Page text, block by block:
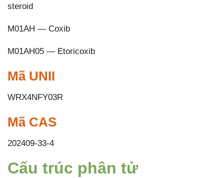
steroid
M01AH — Coxib
M01AH05 — Etoricoxib
Mã UNII
WRX4NFY03R
Mã CAS
202409-33-4
Cấu trúc phân tử